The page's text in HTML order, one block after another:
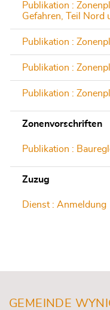
Publikation :
Gefahren, Teil Nord
Publikation :
Publikation :
Publikation :
Zonenvorschriften
Publikation :
Zuzug
Dienst : Anmeldung
GEMEINDE